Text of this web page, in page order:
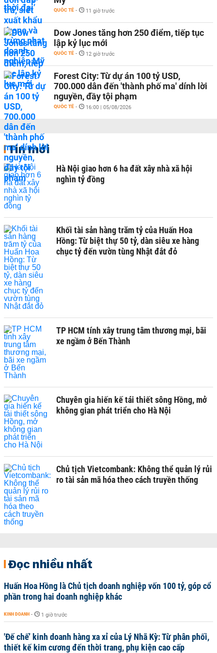
QUỐC TẾ - 11 giờ trước
Dow Jones tăng hơn 250 điểm, tiếp tục
lập kỷ lục mới
QUỐC TẾ - 12 giờ trước
Forest City: Từ dự án 100 tỷ USD,
700.000 dân đến 'thành phố ma' dính lời
nguyền, đầy tội phạm
QUỐC TẾ - 16:00 | 05/08/2026
Tin mới
Hà Nội giao hơn 6 ha đất xây nhà xã hội
nghìn tỷ đồng
Khối tài sản hàng trăm tỷ của Huấn Hoa
Hồng: Từ biệt thự 50 tỷ, dàn siêu xe hàng
chục tỷ đến vườn tùng Nhật đắt đỏ
TP HCM tính xây trung tâm thương mại, bãi
xe ngầm ở Bến Thành
Chuyên gia hiến kế tái thiết sông Hồng, mở
không gian phát triển cho Hà Nội
Chủ tịch Vietcombank: Không thể quản lý rủi
ro tài sản mã hóa theo cách truyền thống
Đọc nhiều nhất
Huấn Hoa Hồng là Chủ tịch doanh nghiệp vốn 100 tỷ, góp cổ
phần trong hai doanh nghiệp khác
KINH DOANH - 1 giờ trước
'Đế chế’ kinh doanh hàng xa xỉ của Lý Nhã Kỳ: Từ phân phối,
thiết kế kim cương đến thời trang, phụ kiện cao cấp